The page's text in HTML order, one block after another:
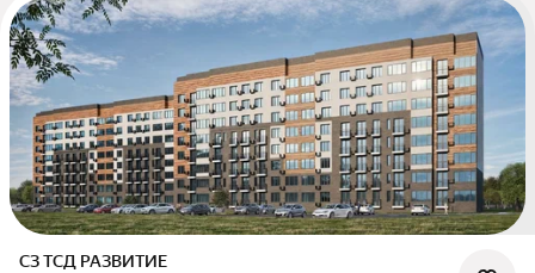
СЗ ТСД РАЗВИТИЕ